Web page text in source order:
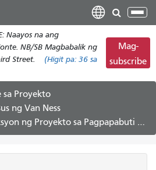
pangunahing
nilalaman
I-
ang
Naayos na ang
NB/SB Magbabalik ng
Street.
(Higit pa: 36 sa
Mag-
subscribe
sa Proyekto
ng Van Ness
ng Van Ness: Pebrero 22 hanggang Marso 5, 2021